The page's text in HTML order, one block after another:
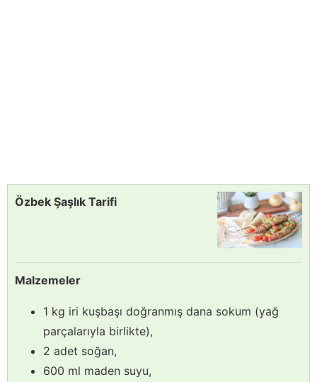
Özbek Şaşlık Tarifi
Malzemeler
1 kg iri kuşbaşı doğranmış dana sokum (yağ
parçalarıyla birlikte),
2 adet soğan,
600 ml maden suyu,